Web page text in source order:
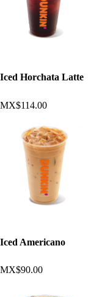
Iced Horchata Latte
MX$114.00
Iced Americano
MX$90.00